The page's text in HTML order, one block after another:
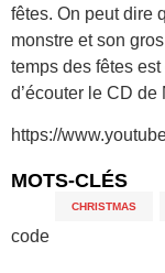
fêtes. On peut dire
monstre et son
temps des fêtes
d’écouter le CD
https://
MOTS-CLÉS
CHRISTMAS
code